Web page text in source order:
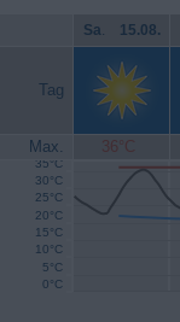
Sa. 15.08.
Tag
Max. 36°C
0°C
5°C
10°C
15°C
20°C
25°C
30°C
35°C